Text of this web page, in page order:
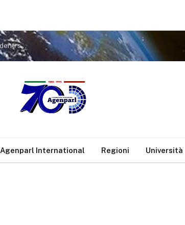
Covid. FdI a Conte: non tiri in ballo Meloni per distrarre attenzione. Evidenti sue responsabilità nella gestione pandemia
Agenparl International Regioni Università